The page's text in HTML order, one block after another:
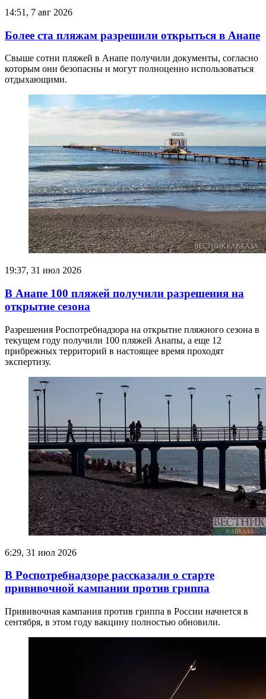
14:51, 7 авг 2026
Более ста пляжам разрешили открыться в Анапе
Свыше сотни пляжей в Анапе получили документы, согласно
которым они безопасны и могут полноценно использоваться
отдыхающими.
19:37, 31 июл 2026
В Анапе 100 пляжей получили разрешения на
открытие сезона
Разрешения Роспотребнадзора на открытие пляжного сезона в
текущем году получили 100 пляжей Анапы, а еще 12
прибрежных территорий в настоящее время проходят
экспертизу.
6:29, 31 июл 2026
В Роспотребнадзоре рассказали о старте
прививочной кампании против гриппа
Прививочная кампания против гриппа в России начнется в
сентября, в этом году вакцину полностью обновили.